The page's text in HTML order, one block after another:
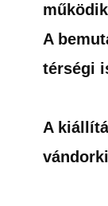
A
térségi
A